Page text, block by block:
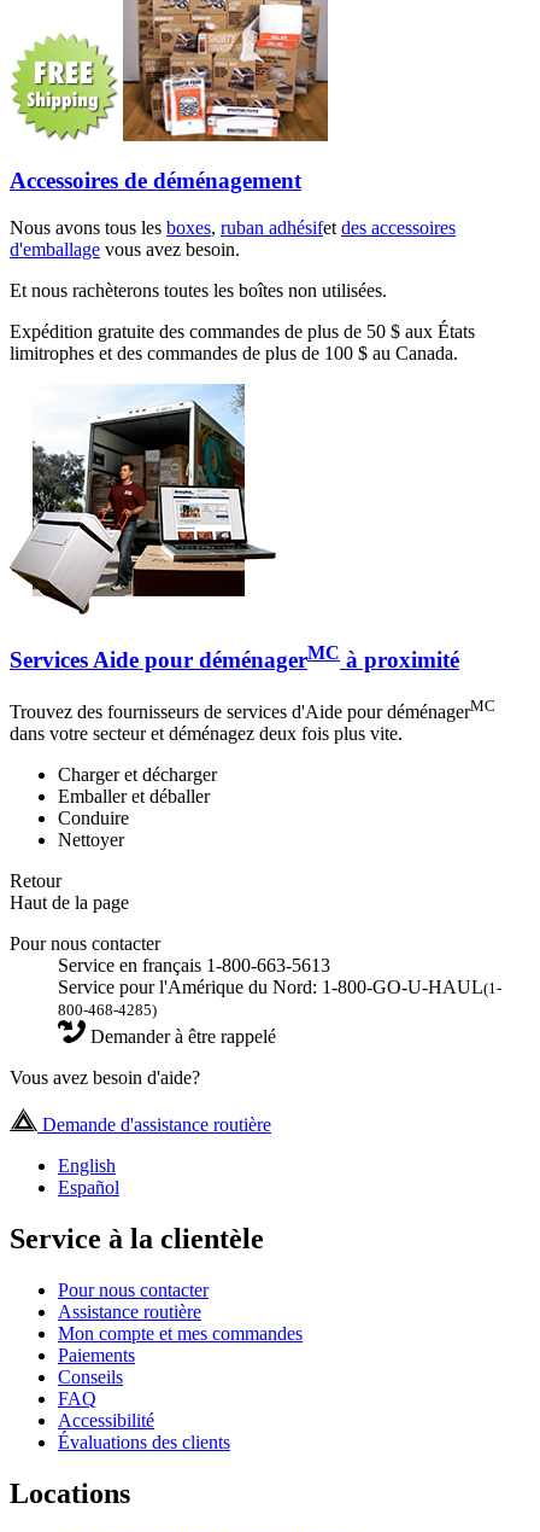
Accessoires de déménagement
Nous avons tous les boxes, ruban adhésifet des accessoires
d'emballage vous avez besoin.
Et nous rachèterons toutes les boîtes non utilisées.
Expédition gratuite des commandes de plus de 50 $ aux États
limitrophes et des commandes de plus de 100 $ au Canada.
Services Aide pour déménagerMC à proximité
Trouvez des fournisseurs de services d'Aide pour déménagerMC
dans votre secteur et déménagez deux fois plus vite.
Charger et décharger
Emballer et déballer
Conduire
Nettoyer
Retour
Haut de la page
Pour nous contacter
Service en français 1-800-663-5613
Service pour l'Amérique du Nord: 1-800-GO-U-HAUL(1-
800-468-4285)
Demander à être rappelé
Vous avez besoin d'aide?
Demande d'assistance routière
English
Español
Service à la clientèle
Pour nous contacter
Assistance routière
Mon compte et mes commandes
Paiements
Conseils
FAQ
Accessibilité
Évaluations des clients
Locations